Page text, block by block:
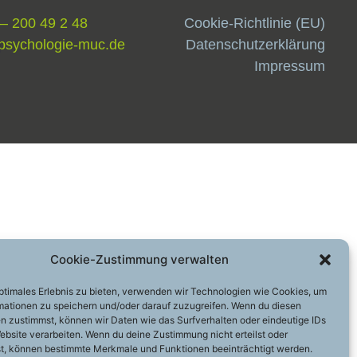
Cookie-Zustimmung verwalten
Erlebnis zu bieten, verwenden wir Technologien wie Cookies, um
zu speichern und/oder darauf zuzugreifen. Wenn du diesen
zustimmst, können wir Daten wie das Surfverhalten oder eindeutige IDs
verarbeiten. Wenn du deine Zustimmung nicht erteilst oder
können bestimmte Merkmale und Funktionen beeinträchtigt werden.
200 49 2 48
muc.de
Cookie-Richtlinie (EU)
Datenschutzerklärung
Impressum